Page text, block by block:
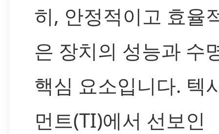
히, 안정적이고 효율
은 장치의 성능과 수
핵심 요소입니다. 텍
먼트(TI)에서 선보인